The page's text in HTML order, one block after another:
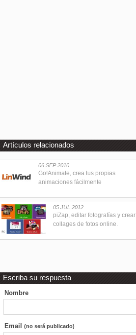
Artículos relacionados
06 SEP 2010
Go!Animate, crea tus propias
animaciones fácilmente
05 JUL 2012
piZap, editar fotografías y crear
collages de fotos online.
Escriba su respuesta
Nombre
Email (no será publicado)